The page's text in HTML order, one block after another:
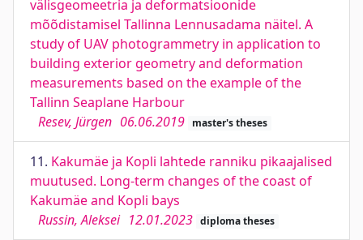
välisgeomeetria ja deformatsioonide
mõõdistamisel Tallinna Lennusadama näitel. A
study of UAV photogrammetry in application to
building exterior geometry and deformation
measurements based on the example of the
Tallinn Seaplane Harbour
Resev, Jürgen 06.06.2019 master's theses
11. Kakumäe ja Kopli lahtede ranniku pikaajalised
muutused. Long-term changes of the coast of
Kakumäe and Kopli bays
Russin, Aleksei 12.01.2023 diploma theses